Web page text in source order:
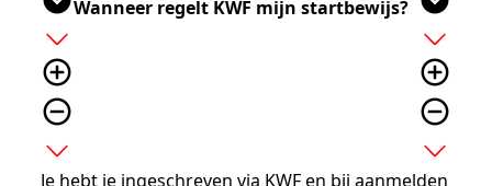
add
add_circle_outline
remove_circle_outline
expand_more
Wanneer regelt KWF mijn startbewijs?
add
add_circle_outline
remove_circle_outline
expand_more
Je hebt je ingeschreven via KWF en bij aanmelden